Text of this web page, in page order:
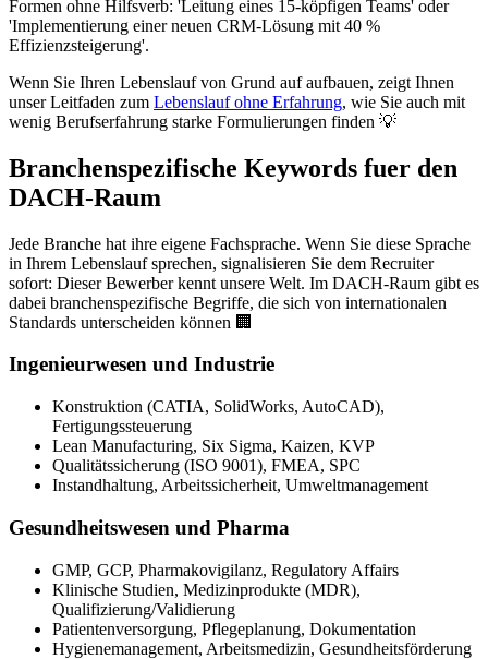
Formen ohne Hilfsverb: 'Leitung eines 15-köpfigen Teams' oder
'Implementierung einer neuen CRM-Lösung mit 40 %
Effizienzsteigerung'.
Wenn Sie Ihren Lebenslauf von Grund auf aufbauen, zeigt Ihnen
unser Leitfaden zum Lebenslauf ohne Erfahrung, wie Sie auch mit
wenig Berufserfahrung starke Formulierungen finden 💡
Branchenspezifische Keywords fuer den
DACH-Raum
Jede Branche hat ihre eigene Fachsprache. Wenn Sie diese Sprache
in Ihrem Lebenslauf sprechen, signalisieren Sie dem Recruiter
sofort: Dieser Bewerber kennt unsere Welt. Im DACH-Raum gibt es
dabei branchenspezifische Begriffe, die sich von internationalen
Standards unterscheiden können 🏢
Ingenieurwesen und Industrie
Konstruktion (CATIA, SolidWorks, AutoCAD),
Fertigungssteuerung
Lean Manufacturing, Six Sigma, Kaizen, KVP
Qualitätssicherung (ISO 9001), FMEA, SPC
Instandhaltung, Arbeitssicherheit, Umweltmanagement
Gesundheitswesen und Pharma
GMP, GCP, Pharmakovigilanz, Regulatory Affairs
Klinische Studien, Medizinprodukte (MDR),
Qualifizierung/Validierung
Patientenversorgung, Pflegeplanung, Dokumentation
Hygienemanagement, Arbeitsmedizin, Gesundheitsförderung